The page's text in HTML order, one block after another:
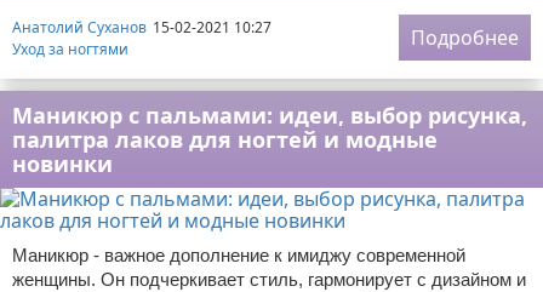
Анатолий Суханов 15-02-2021 10:27
Уход за ногтями
Подробнее
Маникюр с пальмами: идеи, выбор рисунка,
палитра лаков для ногтей и модные
новинки
Маникюр - важное дополнение к имиджу современной
женщины. Он подчеркивает стиль, гармонирует с дизайном и